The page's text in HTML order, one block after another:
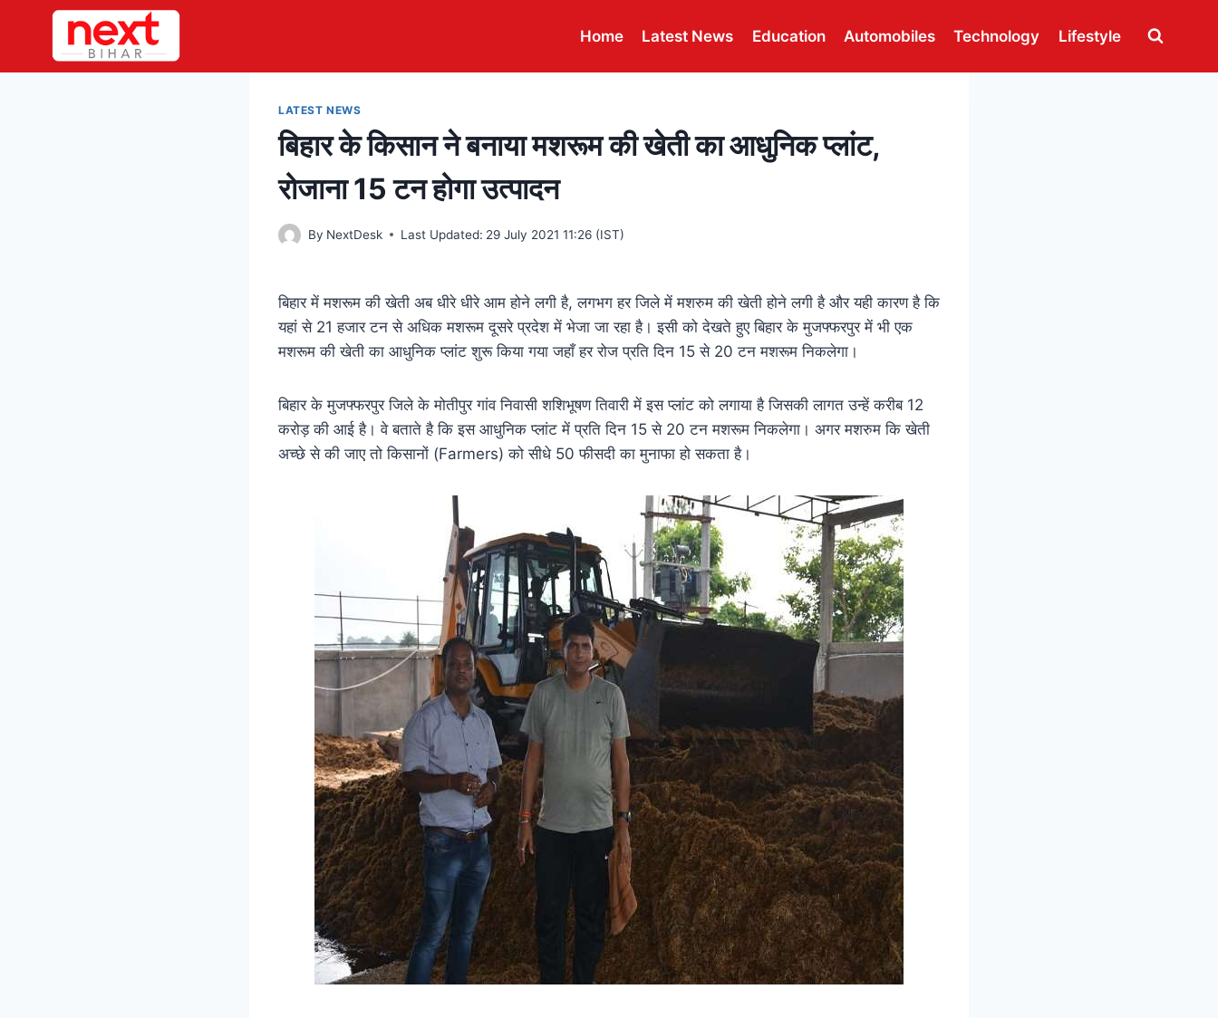
content
Home Latest News Education Automobiles Technology Lifestyle
LATEST NEWS
बिहार के किसान ने बनाया मशरूम की खेती का आधुनिक प्लांट,
रोजाना 15 टन होगा उत्पादन
By NextDesk Last Updated: 29 July 2021 11:26 (IST)
बिहार में मशरूम की खेती अब धीरे धीरे आम होने लगी है, लगभग हर जिले में मशरुम की खेती होने लगी है और यही कारण है कि
यहां से 21 हजार टन से अधिक मशरूम दूसरे प्रदेश में भेजा जा रहा है। इसी को देखते हुए बिहार के मुजफ्फरपुर में भी एक
मशरूम की खेती का आधुनिक प्लांट शुरू किया गया जहाँ हर रोज प्रति दिन 15 से 20 टन मशरूम निकलेगा।
बिहार के मुजफ्फरपुर जिले के मोतीपुर गांव निवासी शशिभूषण तिवारी में इस प्लांट को लगाया है जिसकी लागत उन्हें करीब 12
करोड़ की आई है। वे बताते है कि इस आधुनिक प्लांट में प्रति दिन 15 से 20 टन मशरूम निकलेगा। अगर मशरुम कि खेती
अच्छे से की जाए तो किसानों (Farmers) को सीधे 50 फीसदी का मुनाफा हो सकता है।